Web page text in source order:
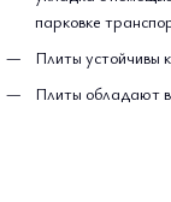
парковке
Плиты устойчивы
Плиты обладают